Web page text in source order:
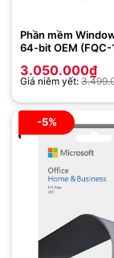
Phần mềm
64-bit OEM
OEI DVD)
3.050.000₫
Giá niêm yết:
-5%